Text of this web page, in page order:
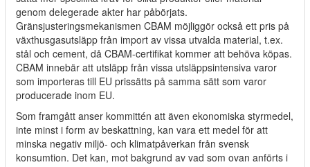
genom delegerade akter har påbörjats.
Gränsjusteringsmekanismen CBAM möjliggör också ett pris på
växthusgasutsläpp från import av vissa utvalda material, t.ex.
stål och cement, då CBAM-certifikat kommer att behöva köpas.
CBAM innebär att utsläpp från vissa utsläppsintensiva varor
som importeras till EU prissätts på samma sätt som varor
producerade inom EU.
Som framgått anser kommittén att även ekonomiska styrmedel,
inte minst i form av beskattning, kan vara ett medel för att
minska negativ miljö- och klimatpåverkan från svensk
konsumtion. Det kan, mot bakgrund av vad som ovan anförts i